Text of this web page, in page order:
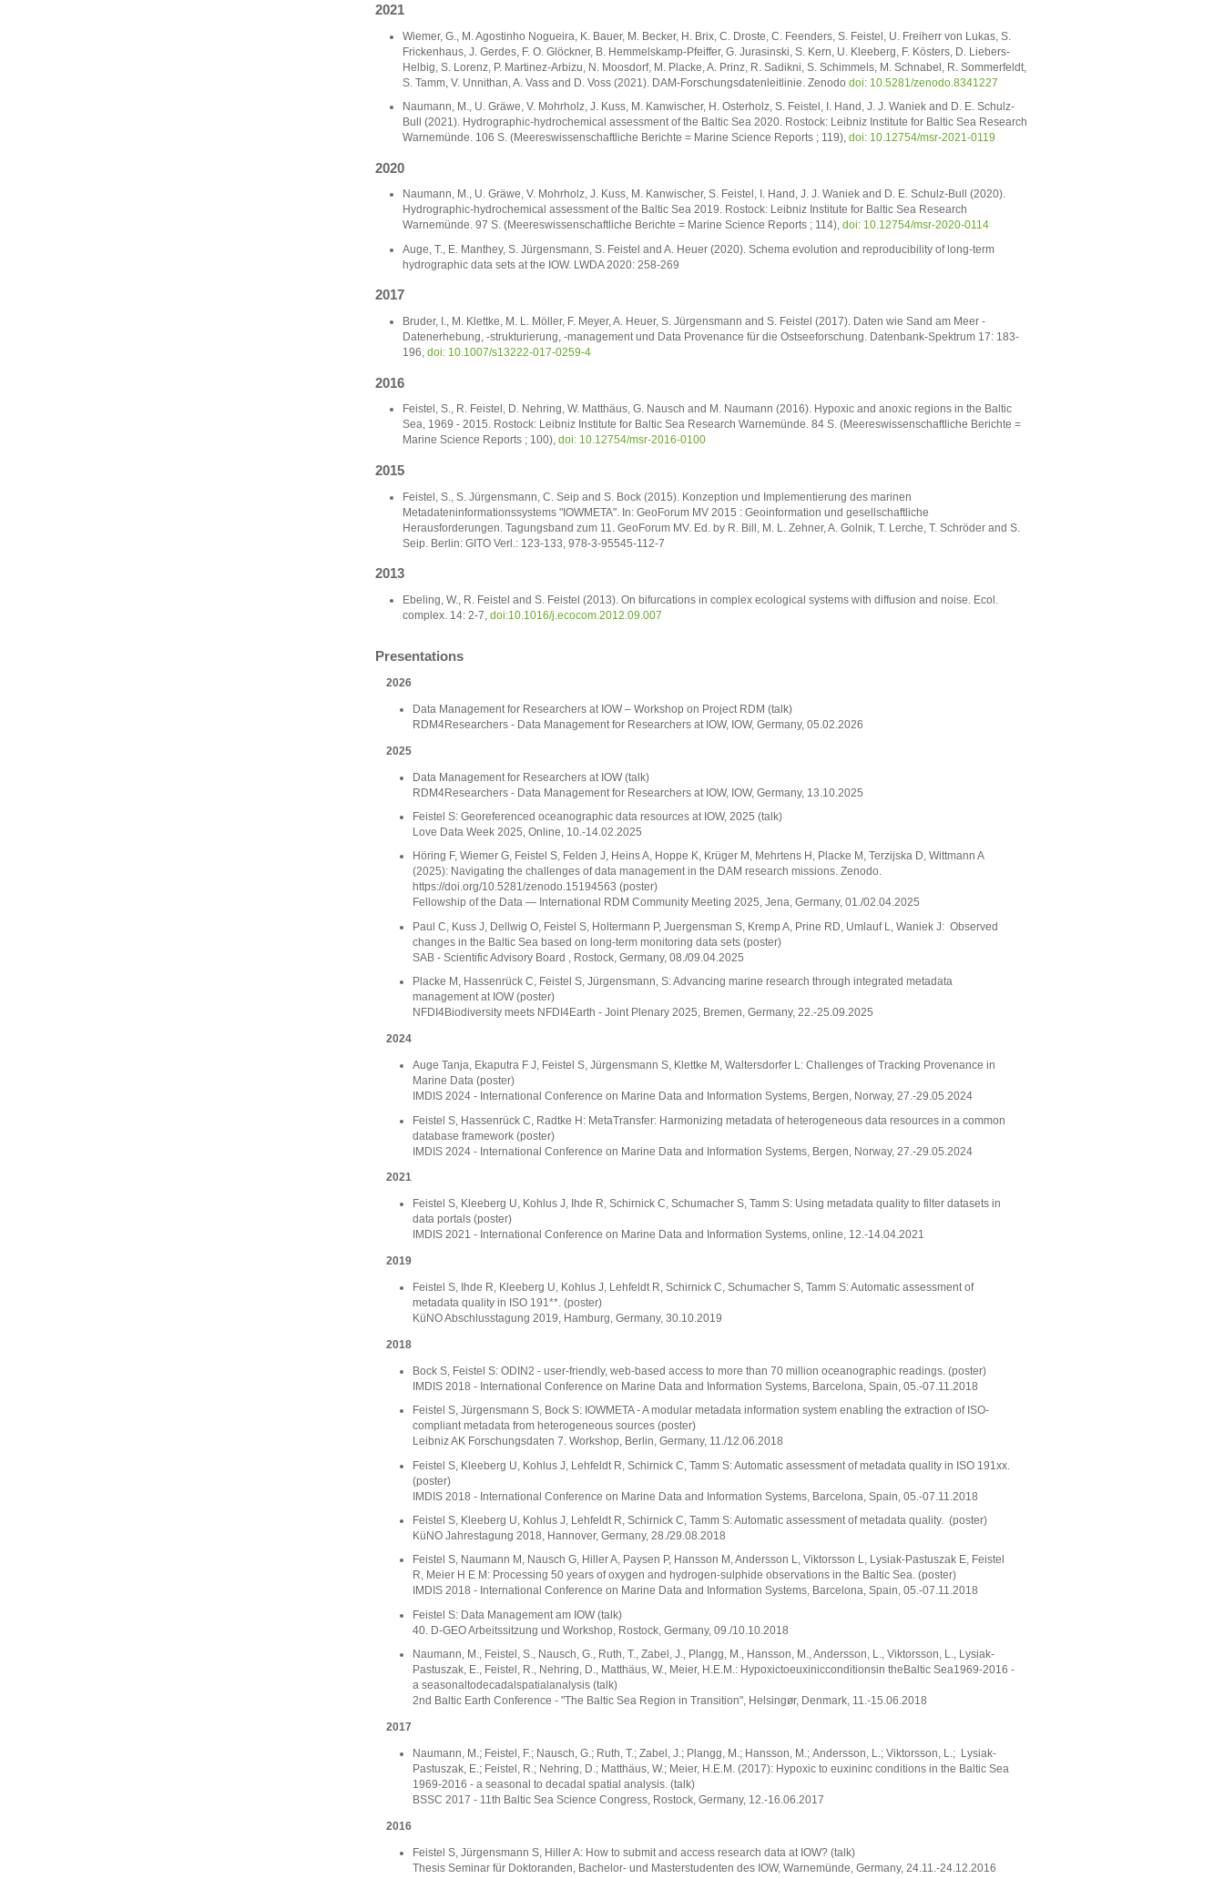
2021
Wiemer, G., M. Agostinho Nogueira, K. Bauer, M. Becker, H. Brix, C. Droste, C. Feenders, S. Feistel, U. Freiherr von Lukas, S.
Frickenhaus, J. Gerdes, F. O. Glöckner, B. Hemmelskamp-Pfeiffer, G. Jurasinski, S. Kern, U. Kleeberg, F. Kösters, D. Liebers-
Helbig, S. Lorenz, P. Martinez-Arbizu, N. Moosdorf, M. Placke, A. Prinz, R. Sadikni, S. Schimmels, M. Schnabel, R. Sommerfeldt,
S. Tamm, V. Unnithan, A. Vass and D. Voss (2021). DAM-Forschungsdatenleitlinie. Zenodo doi: 10.5281/zenodo.8341227
Naumann, M., U. Gräwe, V. Mohrholz, J. Kuss, M. Kanwischer, H. Osterholz, S. Feistel, I. Hand, J. J. Waniek and D. E. Schulz-
Bull (2021). Hydrographic-hydrochemical assessment of the Baltic Sea 2020. Rostock: Leibniz Institute for Baltic Sea Research
Warnemünde. 106 S. (Meereswissenschaftliche Berichte = Marine Science Reports ; 119), doi: 10.12754/msr-2021-0119
2020
Naumann, M., U. Gräwe, V. Mohrholz, J. Kuss, M. Kanwischer, S. Feistel, I. Hand, J. J. Waniek and D. E. Schulz-Bull (2020).
Hydrographic-hydrochemical assessment of the Baltic Sea 2019. Rostock: Leibniz Institute for Baltic Sea Research
Warnemünde. 97 S. (Meereswissenschaftliche Berichte = Marine Science Reports ; 114), doi: 10.12754/msr-2020-0114
Auge, T., E. Manthey, S. Jürgensmann, S. Feistel and A. Heuer (2020). Schema evolution and reproducibility of long-term
hydrographic data sets at the IOW. LWDA 2020: 258-269
2017
Bruder, I., M. Klettke, M. L. Möller, F. Meyer, A. Heuer, S. Jürgensmann and S. Feistel (2017). Daten wie Sand am Meer -
Datenerhebung, -strukturierung, -management und Data Provenance für die Ostseeforschung. Datenbank-Spektrum 17: 183-
196, doi: 10.1007/s13222-017-0259-4
2016
Feistel, S., R. Feistel, D. Nehring, W. Matthäus, G. Nausch and M. Naumann (2016). Hypoxic and anoxic regions in the Baltic
Sea, 1969 - 2015. Rostock: Leibniz Institute for Baltic Sea Research Warnemünde. 84 S. (Meereswissenschaftliche Berichte =
Marine Science Reports ; 100), doi: 10.12754/msr-2016-0100
2015
Feistel, S., S. Jürgensmann, C. Seip and S. Bock (2015). Konzeption und Implementierung des marinen
Metadateninformationssystems "IOWMETA". In: GeoForum MV 2015 : Geoinformation und gesellschaftliche
Herausforderungen. Tagungsband zum 11. GeoForum MV. Ed. by R. Bill, M. L. Zehner, A. Golnik, T. Lerche, T. Schröder and S.
Seip. Berlin: GITO Verl.: 123-133, 978-3-95545-112-7
2013
Ebeling, W., R. Feistel and S. Feistel (2013). On bifurcations in complex ecological systems with diffusion and noise. Ecol.
complex. 14: 2-7, doi:10.1016/j.ecocom.2012.09.007
Presentations
2026
Data Management for Researchers at IOW – Workshop on Project RDM (talk)
RDM4Researchers - Data Management for Researchers at IOW, IOW, Germany, 05.02.2026
2025
Data Management for Researchers at IOW (talk)
RDM4Researchers - Data Management for Researchers at IOW, IOW, Germany, 13.10.2025
Feistel S: Georeferenced oceanographic data resources at IOW, 2025 (talk)
Love Data Week 2025, Online, 10.-14.02.2025
Höring F, Wiemer G, Feistel S, Felden J, Heins A, Hoppe K, Krüger M, Mehrtens H, Placke M, Terzijska D, Wittmann A
(2025): Navigating the challenges of data management in the DAM research missions. Zenodo.
https://doi.org/10.5281/zenodo.15194563 (poster)
Fellowship of the Data — International RDM Community Meeting 2025, Jena, Germany, 01./02.04.2025
Paul C, Kuss J, Dellwig O, Feistel S, Holtermann P, Juergensman S, Kremp A, Prine RD, Umlauf L, Waniek J: Observed
changes in the Baltic Sea based on long-term monitoring data sets (poster)
SAB - Scientific Advisory Board , Rostock, Germany, 08./09.04.2025
Placke M, Hassenrück C, Feistel S, Jürgensmann, S: Advancing marine research through integrated metadata
management at IOW (poster)
NFDI4Biodiversity meets NFDI4Earth - Joint Plenary 2025, Bremen, Germany, 22.-25.09.2025
2024
Auge Tanja, Ekaputra F J, Feistel S, Jürgensmann S, Klettke M, Waltersdorfer L: Challenges of Tracking Provenance in
Marine Data (poster)
IMDIS 2024 - International Conference on Marine Data and Information Systems, Bergen, Norway, 27.-29.05.2024
Feistel S, Hassenrück C, Radtke H: MetaTransfer: Harmonizing metadata of heterogeneous data resources in a common
database framework (poster)
IMDIS 2024 - International Conference on Marine Data and Information Systems, Bergen, Norway, 27.-29.05.2024
2021
Feistel S, Kleeberg U, Kohlus J, Ihde R, Schirnick C, Schumacher S, Tamm S: Using metadata quality to filter datasets in
data portals (poster)
IMDIS 2021 - International Conference on Marine Data and Information Systems, online, 12.-14.04.2021
2019
Feistel S, Ihde R, Kleeberg U, Kohlus J, Lehfeldt R, Schirnick C, Schumacher S, Tamm S: Automatic assessment of
metadata quality in ISO 191**. (poster)
KüNO Abschlusstagung 2019, Hamburg, Germany, 30.10.2019
2018
Bock S, Feistel S: ODIN2 - user-friendly, web-based access to more than 70 million oceanographic readings. (poster)
IMDIS 2018 - International Conference on Marine Data and Information Systems, Barcelona, Spain, 05.-07.11.2018
Feistel S, Jürgensmann S, Bock S: IOWMETA - A modular metadata information system enabling the extraction of ISO-
compliant metadata from heterogeneous sources (poster)
Leibniz AK Forschungsdaten 7. Workshop, Berlin, Germany, 11./12.06.2018
Feistel S, Kleeberg U, Kohlus J, Lehfeldt R, Schirnick C, Tamm S: Automatic assessment of metadata quality in ISO 191xx.
(poster)
IMDIS 2018 - International Conference on Marine Data and Information Systems, Barcelona, Spain, 05.-07.11.2018
Feistel S, Kleeberg U, Kohlus J, Lehfeldt R, Schirnick C, Tamm S: Automatic assessment of metadata quality. (poster)
KüNO Jahrestagung 2018, Hannover, Germany, 28./29.08.2018
Feistel S, Naumann M, Nausch G, Hiller A, Paysen P, Hansson M, Andersson L, Viktorsson L, Lysiak-Pastuszak E, Feistel
R, Meier H E M: Processing 50 years of oxygen and hydrogen-sulphide observations in the Baltic Sea. (poster)
IMDIS 2018 - International Conference on Marine Data and Information Systems, Barcelona, Spain, 05.-07.11.2018
Feistel S: Data Management am IOW (talk)
40. D-GEO Arbeitssitzung und Workshop, Rostock, Germany, 09./10.10.2018
Naumann, M., Feistel, S., Nausch, G., Ruth, T., Zabel, J., Plangg, M., Hansson, M., Andersson, L., Viktorsson, L., Lysiak-
Pastuszak, E., Feistel, R., Nehring, D., Matthäus, W., Meier, H.E.M.: Hypoxictoeuxinicconditionsin theBaltic Sea1969-2016 -
a seasonaltodecadalspatialanalysis (talk)
2nd Baltic Earth Conference - "The Baltic Sea Region in Transition", Helsingør, Denmark, 11.-15.06.2018
2017
Naumann, M.; Feistel, F.; Nausch, G.; Ruth, T.; Zabel, J.; Plangg, M.; Hansson, M.; Andersson, L.; Viktorsson, L.; Lysiak-
Pastuszak, E.; Feistel, R.; Nehring, D.; Matthäus, W.; Meier, H.E.M. (2017): Hypoxic to euxininc conditions in the Baltic Sea
1969-2016 - a seasonal to decadal spatial analysis. (talk)
BSSC 2017 - 11th Baltic Sea Science Congress, Rostock, Germany, 12.-16.06.2017
2016
Feistel S, Jürgensmann S, Hiller A: How to submit and access research data at IOW? (talk)
Thesis Seminar für Doktoranden, Bachelor- und Masterstudenten des IOW, Warnemünde, Germany, 24.11.-24.12.2016